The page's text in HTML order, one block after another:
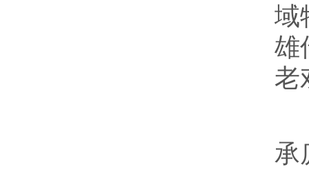
域
雄
老
承